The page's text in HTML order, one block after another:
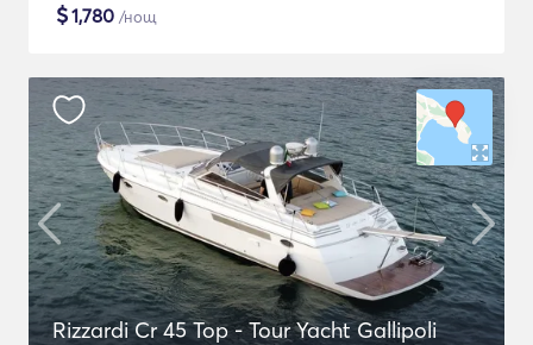
$1,780 /нощ
Rizzardi Cr 45 Top - Tour Yacht Gallipoli